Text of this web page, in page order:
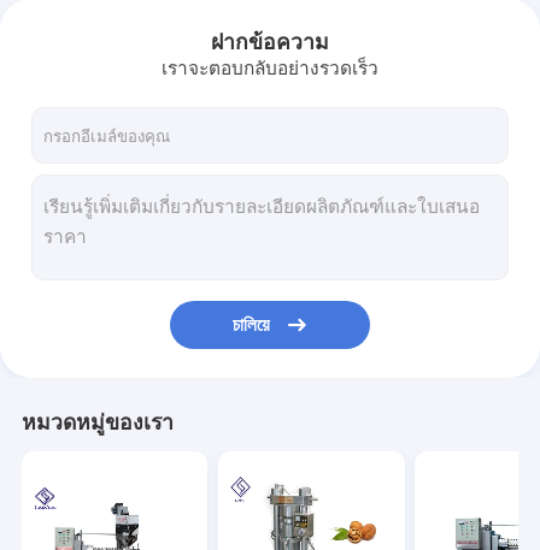
บ้าน
ฝากข้อความ
เราจะตอบกลับอย่างรวดเร็ว
চালিয়ে
หมวดหมู่ของเรา